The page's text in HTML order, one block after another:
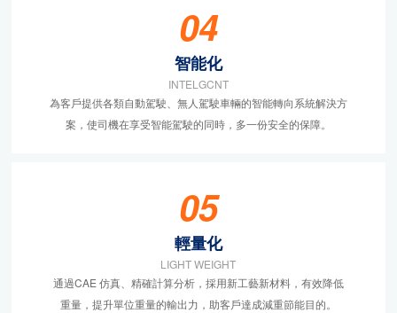
04
智能化
INTELGCNT
為客戶提供各類自動駕駛、無人駕駛車輛的智能轉向系統解決方
案，使司機在享受智能駕駛的同時，多一份安全的保障。
05
輕量化
LIGHT WEIGHT
通過CAE 仿真、精確計算分析，採用新工藝新材料，有效降低
重量，提升單位重量的輸出力，助客戶達成減重節能目的。